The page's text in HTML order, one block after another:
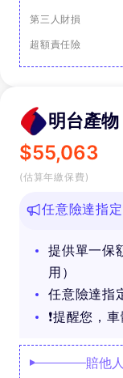
第三人財損
超額責任險
明台產物
$55,063
(估算年繳保費)
任意險達指
提供單一保
用）
任意險達指
❗提醒您，
賠他人